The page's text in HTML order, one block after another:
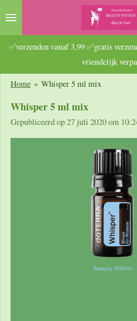
Ga
naar
hoofdinhoud
✅verzenden vanaf 3,99 ✅gratis
vriendelijk
Home » Whisper 5 ml mix
Whisper 5 ml mix
Gepubliceerd op 27 juli 2020 om